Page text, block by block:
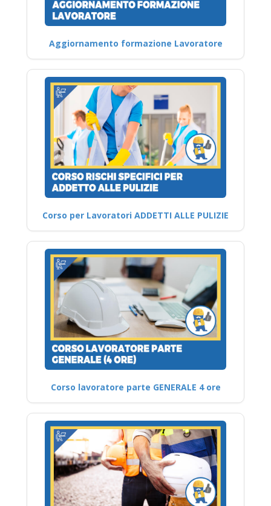
Aggiornamento formazione Lavoratore
Corso per Lavoratori ADDETTI ALLE PULIZIE
Corso lavoratore parte GENERALE 4 ore